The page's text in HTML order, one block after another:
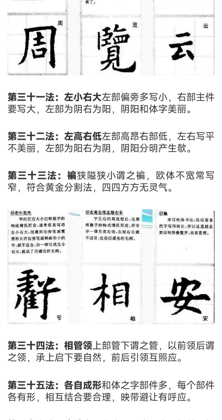
第三十一法：左小右大左部偏旁多写小，右部主件
要写大，左部为阴右为阳，阴阳和体字美丽。
第三十二法：左高右低左部高昂右部低，左右写平
不美丽，左部为阳右为阴，阴阳分明产生欹。
第三十三法：褊狭隘狭小谓之褊，欧体不宽常写
窄，符合黄金分割法，四四方方无灵气。
第三十四法：相管领上部管下谓之管，以前领后谓
之领，承上启下要自然，前后引领互照应。
第三十五法：各自成形和体之字部件多，每个部件
各有形，相互结合要合理，映带避让有呼应。